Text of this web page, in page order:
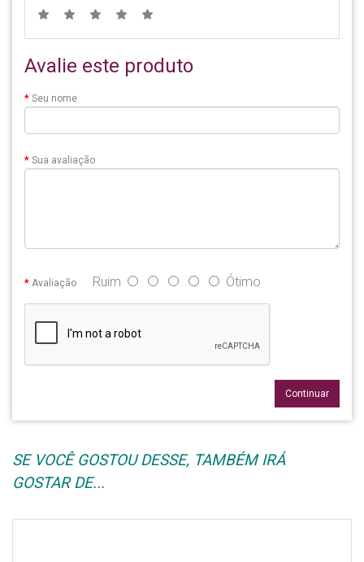
Avalie este produto
Seu nome
Sua avaliação
Avaliação Ruim Ótimo
Continuar
SE VOCÊ GOSTOU DESSE, TAMBÉM IRÁ
GOSTAR DE...